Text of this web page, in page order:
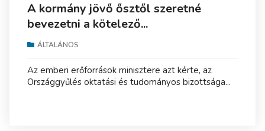
A kormány jövő ősztől szeretné
bevezetni a kötelező...
ÁLTALÁNOS
Az emberi erőforrások minisztere azt kérte, az
Országgyűlés oktatási és tudományos bizottsága...